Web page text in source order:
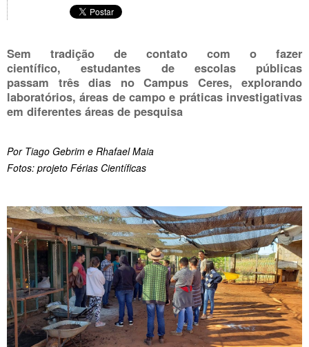
Sem tradição de contato com o fazer
científico, estudantes de escolas públicas
passam três dias no Campus Ceres, explorando
laboratórios, áreas de campo e práticas investigativas
em diferentes áreas de pesquisa
Por Tiago Gebrim e Rhafael Maia
Fotos: projeto Férias Científicas